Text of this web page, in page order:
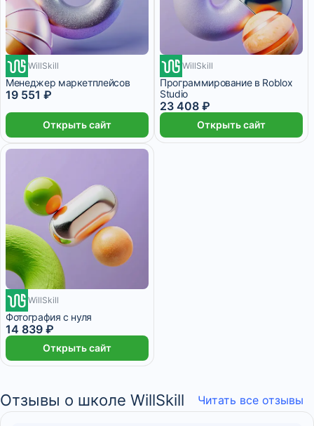
4 116 ₽/мес
WillSkill
Менеджер маркетплейсов
19 551 ₽
Открыть сайт
4 928 ₽/мес
WillSkill
Программирование в Roblox
Studio
23 408 ₽
Открыть сайт
1 988 ₽/мес
WillSkill
Фотография с нуля
14 839 ₽
Открыть сайт
Отзывы о школе WillSkill Читать все отзывы